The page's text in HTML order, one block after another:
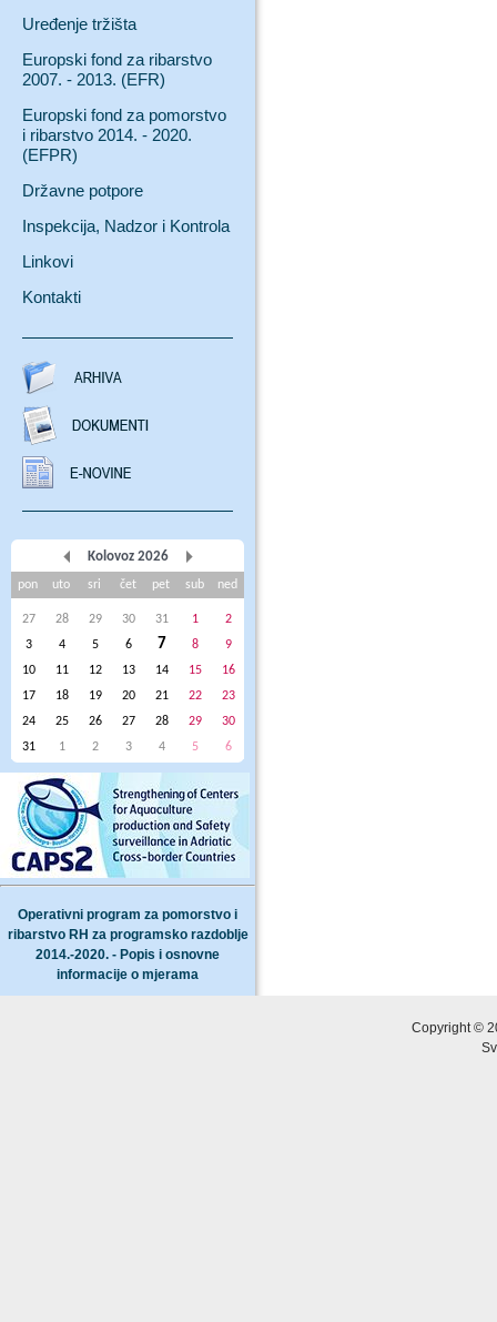
Uređenje tržišta
Europski fond za ribarstvo
2007. - 2013. (EFR)
Europski fond za pomorstvo
i ribarstvo 2014. - 2020.
(EFPR)
Državne potpore
Inspekcija, Nadzor i Kontrola
Linkovi
Kontakti
Kolovoz 2026
pon uto sri čet pet sub ned
27 28 29 30 31 1
2
3
4 5 6 7 8
9
10
11 12 13 14 15
16
17
18 19 20 21 22
23
24
25 26 27 28 29
30
31
1 2 3 4 5 6
Operativni program za pomorstvo i
ribarstvo RH za programsko razdoblje
2014.-2020. - Popis i osnovne
informacije o mjerama
Copyright ©